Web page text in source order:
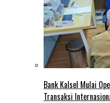
Bank Kalsel Mulai
Transaksi